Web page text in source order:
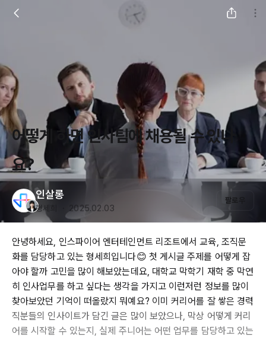
어떻게 하면 인사팀에 채용될 수 있나
요?
인살롱
형세희 ・ 2025.02.03
팔로우
안녕하세요, 인스파이어 엔터테인먼트 리조트에서 교육, 조직문
화를 담당하고 있는 형세희입니다😊 첫 게시글 주제를 어떻게 잡
아야 할까 고민을 많이 해보았는데요, 대학교 막학기 재학 중 막연
히 인사업무를 하고 싶다는 생각을 가지고 이런저런 정보를 많이
찾아보았던 기억이 떠올랐지 뭐예요? 이미 커리어를 잘 쌓은 경력
직분들의 인사이트가 담긴 글은 많이 보았으나, 막상 어떻게 커리
어를 시작할 수 있는지, 실제 주니어는 어떤 업무를 담당하고 있는